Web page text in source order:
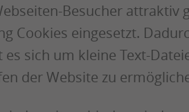
Besucher
Cookies eingesetzt.
sich um kleine Text-
der Website zu